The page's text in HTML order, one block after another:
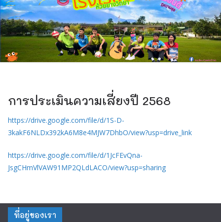
การประเมินความเสี่ยงปี 2568
https://drive.google.com/file/d/1S-D-
3kakF6NLDx392kA6M8e4MJW7DhbO/view?usp=drive_link
https://drive.google.com/file/d/1JcFEvQna-
JsgCHmVlVAW91MP2QLdLACO/view?usp=sharing
ที่อยู่ของเรา